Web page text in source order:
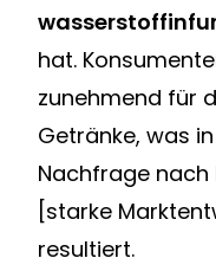
hat.
zunehmend für
Getränke, was
Nachfrage
[starke
resultiert.